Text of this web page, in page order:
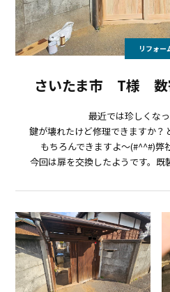
リフォー
さいたま市 T様 数
最近では珍しくなっ
鍵が壊れたけど修理できますか？
もちろんできますよ～(#^^#)弊
今回は扉を交換したようです。既